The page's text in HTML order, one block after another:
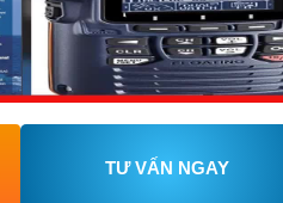
TƯ VẤN NGAY